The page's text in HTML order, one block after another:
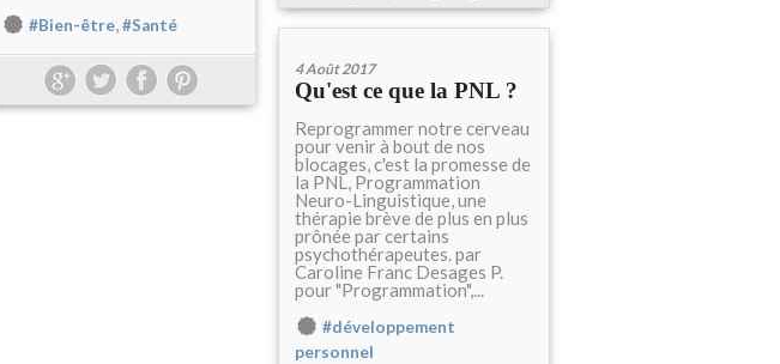
#Bien-être,#Santé
4 Août 2017
Qu'est ce que la PNL ?
Reprogrammer notre cerveau
pour venir à bout de nos
blocages, c'est la promesse de
la PNL, Programmation
Neuro-Linguistique, une
thérapie brève de plus en plus
prônée par certains
psychothérapeutes. par
Caroline Franc Desages P.
pour "Programmation",...
#développement
personnel